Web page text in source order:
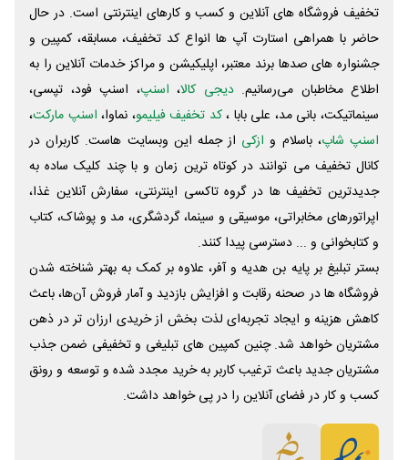
تخفیف فروشگاه های آنلاین و کسب و‌ کارهای اینترنتی است. در حال
حاضر با همراهی استارت آپ ها انواع کد تخفیف، مسابقه، کمپین و
جشنواره های صدها برند معتبر، اپلیکیشن و مراکز خدمات آنلاین را به
اطلاع مخاطبان می‌رسانیم. دیجی کالا، اسنپ، اسنپ فود، تپسی،
سینماتیکت، بانی مد، علی‌ بابا ،کد تخفیف فیلیمو، نماوا، اسنپ مارکت،
اسنپ شاپ، باسلام و ازکی از جمله این وبسایت ‌هاست. کاربران در
کانال تخفیف می توانند در کوتاه ترین زمان و با چند کلیک ساده به
جدیدترین تخفیف ها در گروه تاکسی اینترنتی، سفارش آنلاین غذا،
اپراتورهای مخابراتی، موسیقی و سینما، گردشگری، مد و پوشاک، کتاب
و کتابخوانی و ... دسترسی پیدا کنند.
بستر تبلیغ بر پایه بن هدیه و آفر، علاوه بر کمک به بهتر شناخته شدن
فروشگاه ها در صحنه رقابت و افزایش بازدید و آمار فروش آن‌ها، باعث
کاهش هزینه و ایجاد تجربه‌ای لذت بخش از خریدی ارزان تر در ذهن
مشتریان خواهد شد. چنین کمپین های تبلیغی و تخفیفی ضمن جذب
مشتریان جدید باعث ترغیب کاربر به خرید مجدد شده و توسعه و رونق
کسب و کار در فضای آنلاین را در پی خواهد داشت.